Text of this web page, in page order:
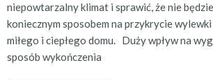
niepowtarzalny klimat i sprawić, że nie
koniecznym sposobem na przykrycie
miłego i ciepłego domu. Duży wpływ na
sposób wykończenia